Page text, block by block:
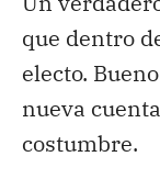
que dentro
electo.
nueva
costumbre.